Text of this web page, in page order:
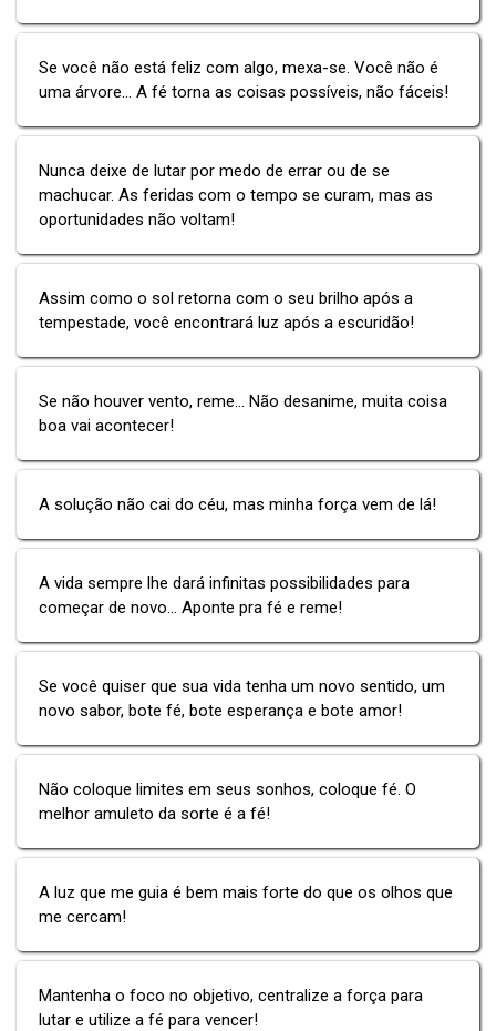
Se você não está feliz com algo, mexa-se. Você não é
uma árvore... A fé torna as coisas possíveis, não fáceis!
Nunca deixe de lutar por medo de errar ou de se
machucar. As feridas com o tempo se curam, mas as
oportunidades não voltam!
Assim como o sol retorna com o seu brilho após a
tempestade, você encontrará luz após a escuridão!
Se não houver vento, reme... Não desanime, muita coisa
boa vai acontecer!
A solução não cai do céu, mas minha força vem de lá!
A vida sempre lhe dará infinitas possibilidades para
começar de novo... Aponte pra fé e reme!
Se você quiser que sua vida tenha um novo sentido, um
novo sabor, bote fé, bote esperança e bote amor!
Não coloque limites em seus sonhos, coloque fé. O
melhor amuleto da sorte é a fé!
A luz que me guia é bem mais forte do que os olhos que
me cercam!
Mantenha o foco no objetivo, centralize a força para
lutar e utilize a fé para vencer!